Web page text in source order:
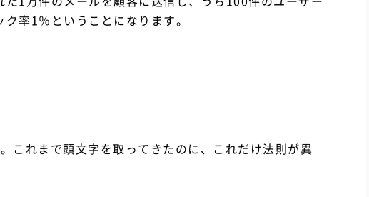
率1％ということになります。
これまで頭文字を取ってきたのに、これだけ法則が異